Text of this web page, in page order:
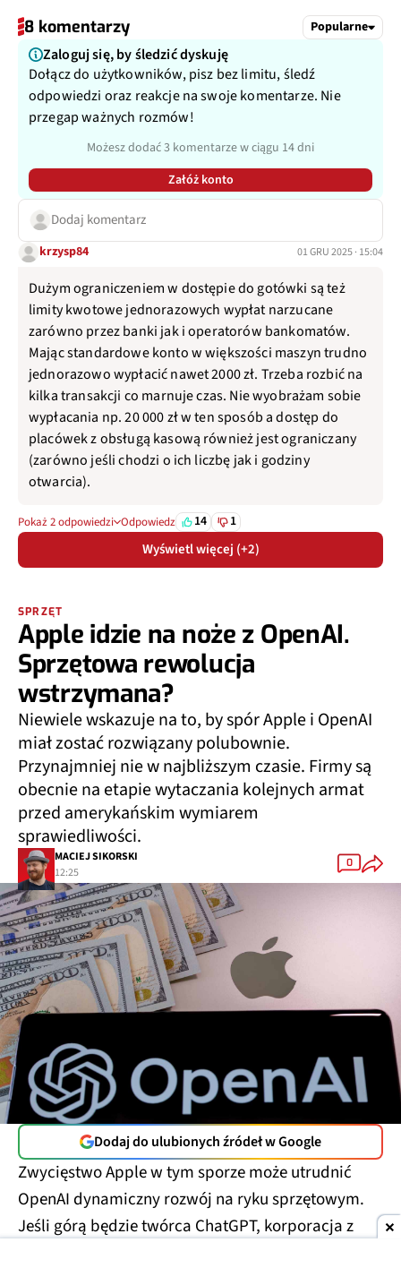
8 komentarzy Popularne
Zaloguj się, by śledzić dyskuję
Dołącz do użytkowników, pisz bez limitu, śledź
odpowiedzi oraz reakcje na swoje komentarze. Nie
przegap ważnych rozmów!
Możesz dodać 3 komentarze w ciągu 14 dni
Załóż konto
Dodaj komentarz
krzysp84 01 GRU 2025 · 15:04
Dużym ograniczeniem w dostępie do gotówki są też
limity kwotowe jednorazowych wypłat narzucane
zarówno przez banki jak i operatorów bankomatów.
Mając standardowe konto w większości maszyn trudno
jednorazowo wypłacić nawet 2000 zł. Trzeba rozbić na
kilka transakcji co marnuje czas. Nie wyobrażam sobie
wypłacania np. 20 000 zł w ten sposób a dostęp do
placówek z obsługą kasową również jest ograniczany
(zarówno jeśli chodzi o ich liczbę jak i godziny
otwarcia).
Pokaż 2 odpowiedzi Odpowiedz 14 1
Wyświetl więcej (+2)
SPRZĘT
Apple idzie na noże z OpenAI.
Sprzętowa rewolucja
wstrzymana?
Niewiele wskazuje na to, by spór Apple i OpenAI
miał zostać rozwiązany polubownie.
Przynajmniej nie w najbliższym czasie. Firmy są
obecnie na etapie wytaczania kolejnych armat
przed amerykańskim wymiarem
sprawiedliwości.
MACIEJ SIKORSKI
12:25
0
Dodaj do ulubionych źródeł w Google
Zwycięstwo Apple w tym sporze może utrudnić
OpenAI dynamiczny rozwój na ryku sprzętowym.
Jeśli górą będzie twórca ChatGPT, korporacja z